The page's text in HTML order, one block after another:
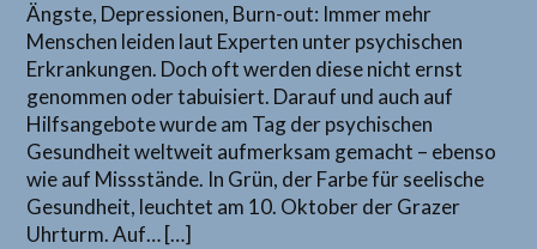
Ängste, Depressionen, Burn-out: Immer mehr
Menschen leiden laut Experten unter psychischen
Erkrankungen. Doch oft werden diese nicht ernst
genommen oder tabuisiert. Darauf und auch auf
Hilfsangebote wurde am Tag der psychischen
Gesundheit weltweit aufmerksam gemacht – ebenso
wie auf Missstände. In Grün, der Farbe für seelische
Gesundheit, leuchtet am 10. Oktober der Grazer
Uhrturm. Auf… […]